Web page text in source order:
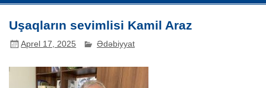
Uşaqların sevimlisi Kamil Araz
Aprel 17, 2025 Ədəbiyyat